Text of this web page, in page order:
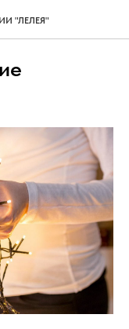
"ЛЕЛЕЯ"